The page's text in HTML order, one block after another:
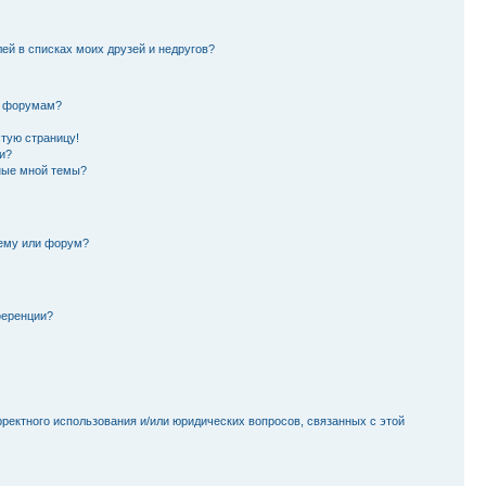
в списках моих друзей и недругов?
форумам?
страницу!
мной темы?
или форум?
использования и/или юридических вопросов, связанных с этой